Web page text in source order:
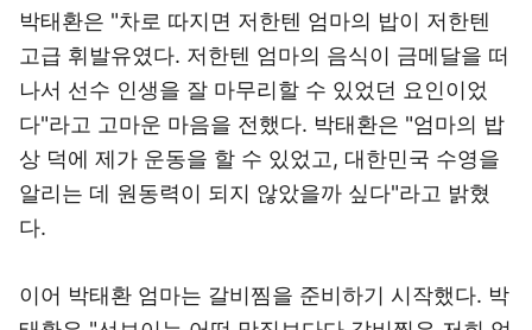
박태환은 "차로 따지면 저한텐 엄마의 밥이 저한텐
고급 휘발유였다. 저한텐 엄마의 음식이 금메달을 떠
나서 선수 인생을 잘 마무리할 수 있었던 요인이었
다"라고 고마운 마음을 전했다. 박태환은 "엄마의 밥
상 덕에 제가 운동을 할 수 있었고, 대한민국 수영을
알리는 데 원동력이 되지 않았을까 싶다"라고 밝혔
다.
이어 박태환 엄마는 갈비찜을 준비하기 시작했다. 박